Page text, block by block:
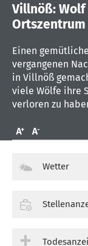
Villnöß:
Ortszentrum
Einen
vergangenen
in Villnöß
viele Wölfe ihre
verloren zu
Wetter